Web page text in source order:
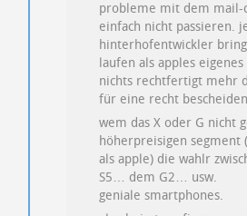
probleme mit dem
einfach nicht passieren.
hinterhofentwickler
laufen als apples
nichts rechtfertigt mehr
für eine recht
wem das X oder G nicht
höherpreisigen
als apple) die wahlr
S5… dem G2… usw.
geniale smartphones.